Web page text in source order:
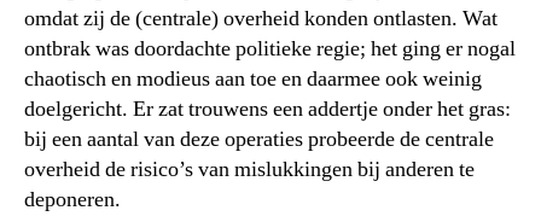
omdat zij de (centrale) overheid konden ontlasten. Wat
ontbrak was doordachte politieke regie; het ging er nogal
chaotisch en modieus aan toe en daarmee ook weinig
doelgericht. Er zat trouwens een addertje onder het gras:
bij een aantal van deze operaties probeerde de centrale
overheid de risico’s van mislukkingen bij anderen te
deponeren.